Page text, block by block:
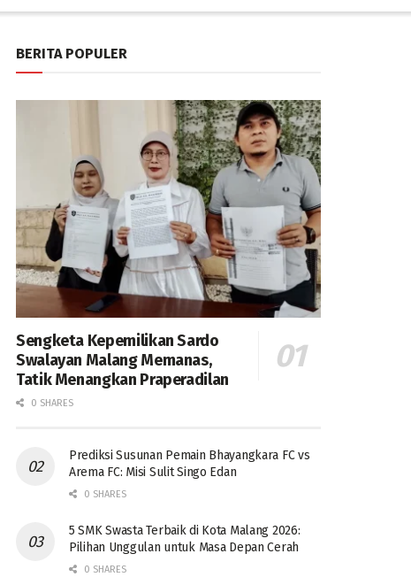
BERITA POPULER
Sengketa Kepemilikan Sardo
Swalayan Malang Memanas,
Tatik Menangkan Praperadilan
0 SHARES
Prediksi Susunan Pemain Bhayangkara FC vs
Arema FC: Misi Sulit Singo Edan
0 SHARES
5 SMK Swasta Terbaik di Kota Malang 2026:
Pilihan Unggulan untuk Masa Depan Cerah
0 SHARES